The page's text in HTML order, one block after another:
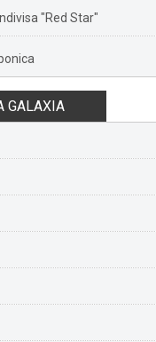
"Red Star"
GALAXIA